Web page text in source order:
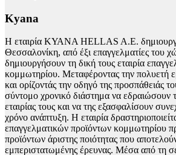
Kyana
Η εταιρία ΚΥΑΝΑ HELLAS A.E.
Θεσσαλονίκη, από έξι επαγγελματίες του
δημιουργήσουν τη δική τους εταιρία
κομμωτηρίου. Μεταφέροντας την πολυετή
και ορίζοντάς την οδηγό της προσπάθειάς
σύντομο χρονικό διάστημα να εδραιώσουν
εταιρίας τους και να της εξασφαλίσουν
χρόνο ανάπτυξη. Η εταιρία
επαγγελματικών προϊόντων κομμωτηρίου
προϊόντων άριστης ποιότητας που
εμπεριστατωμένης έρευνας. Μέσα από τη